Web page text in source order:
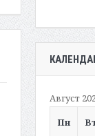
Август
Пн